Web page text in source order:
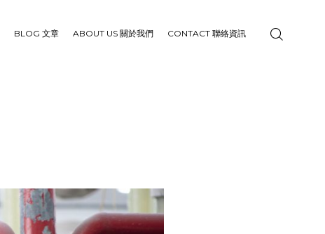
BLOG 文章 ABOUT US 關於我們 CONTACT 聯絡資訊